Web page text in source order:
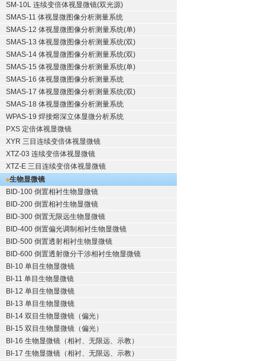
SM-10L 连续变倍体视显微镜(双光源)
SMAS-11 体视显微图像分析测量系统
SMAS-12 体视显微图像分析测量系统(单)
SMAS-13 体视显微图像分析测量系统(双)
SMAS-14 体视显微图像分析测量系统(双)
SMAS-15 体视显微图像分析测量系统(单)
SMAS-16 体视显微图像分析测量系统
SMAS-17 体视显微图像分析测量系统(双)
SMAS-18 体视显微图像分析测量系统
WPAS-19 焊接熔深立体显微分析系统
PXS 定倍体视显微镜
XYR 三目连续变倍体视显微镜
XTZ-03 连续变倍体视显微镜
XTZ-E 三目连续变倍体视显微镜
生物显微镜
BID-100 倒置相衬生物显微镜
BID-200 倒置相衬生物显微镜
BID-300 倒置无限远生物显微镜
BID-400 倒置偏光调制相衬生物显微镜
BID-500 倒置透射相衬生物显微镜
BID-600 倒置透射微分干涉相衬生物显微镜
BI-10 单目生物显微镜
BI-11 单目生物显微镜
BI-12 单目生物显微镜
BI-13 单目生物显微镜
BI-14 双目生物显微镜（偏光）
BI-15 双目生物显微镜（偏光）
BI-16 生物显微镜（相衬、无限远、示教）
BI-17 生物显微镜（相衬、无限远、示教）